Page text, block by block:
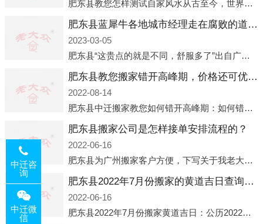
肥东县教您怎样测试自家风水从古至今，世界各地的人们都在研究人在乾坤中的位置以及它们所形成的关系。通过探究季节转换、星象变化，并且在所观测到的自然规律的指导下，人们开始认识到居住在不同住宅中的人，其一生中的财
肥东县蓝犀牛各地城市经理走在腐败的道路上
2023-03-05
肥东县“这贵点的就是不同，舒服多了”出自广州运营邓经理的口中。2023年开年刚出来，三个司机（加盟蓝犀牛的个人队伍）便请广州经理去佛山娱乐场所大消费了一次，据知悉一晚消费达一万多，由三人平摊费用，燃鹅这样的
肥东县教您搬家错开高峰期，价格还可优惠！
2022-08-14
肥东县中迁搬家教您如何错开高峰期：如何错开高峰期搬家，中迁搬家做了一些电话数据统计和分析，发现市民中午2点左右访问网站的人是最多的，电话咨询是早上9点左右是最多的，预约搬家周六和周日是最多的，网上QQ微
肥东县搬家公司是怎样接单安排流程的？
2022-06-16
肥东县为广州搬家客户方便，下写关于我老大众搬家公司接单的流程，九条给搬家朋友参考，了解搬家公司工序，免去搬家时的没有准备好的工作，给您及时快速的搬好家。一．电话咨询：专人接待客户电话咨询，初步了解客户搬 家
肥东县2022年7月份搬家的黄道吉日查询大全一览表哪天适合搬家好日子
2022-06-16
肥东县2022年7月份搬家黄道吉日：公历2022年7月6日 农历六月初八 星期三 冲虎(甲寅)公历2022年7月12日 农历六月十四 星期二 冲猴(庚申)公历2022年7月13日 农历六月十五 星期三 冲鸡
中迁咨
询
中迁微
信